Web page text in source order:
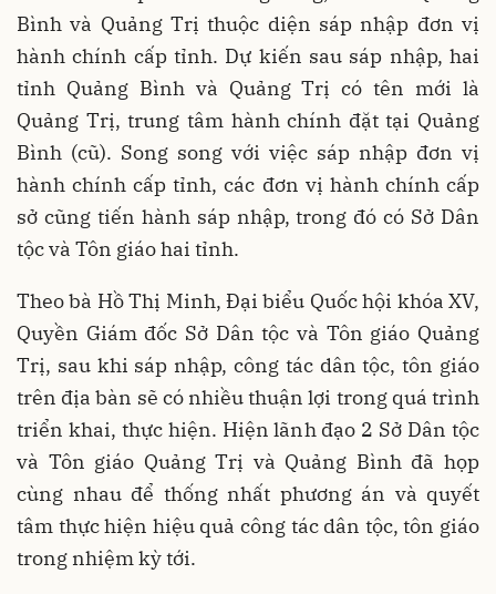
Bình và Quảng Trị thuộc diện sáp nhập đơn vị
hành chính cấp tỉnh. Dự kiến sau sáp nhập, hai
tỉnh Quảng Bình và Quảng Trị có tên mới là
Quảng Trị, trung tâm hành chính đặt tại Quảng
Bình (cũ). Song song với việc sáp nhập đơn vị
hành chính cấp tỉnh, các đơn vị hành chính cấp
sở cũng tiến hành sáp nhập, trong đó có Sở Dân
tộc và Tôn giáo hai tỉnh.
Theo bà Hồ Thị Minh, Đại biểu Quốc hội khóa XV,
Quyền Giám đốc Sở Dân tộc và Tôn giáo Quảng
Trị, sau khi sáp nhập, công tác dân tộc, tôn giáo
trên địa bàn sẽ có nhiều thuận lợi trong quá trình
triển khai, thực hiện. Hiện lãnh đạo 2 Sở Dân tộc
và Tôn giáo Quảng Trị và Quảng Bình đã họp
cùng nhau để thống nhất phương án và quyết
tâm thực hiện hiệu quả công tác dân tộc, tôn giáo
trong nhiệm kỳ tới.